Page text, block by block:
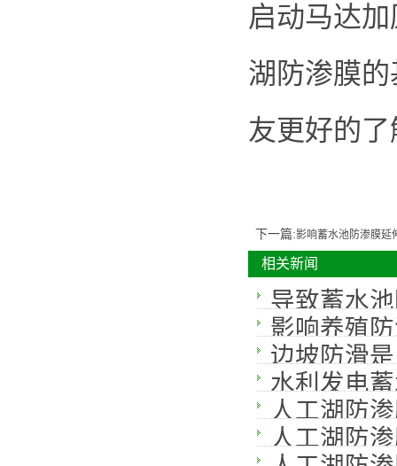
启动马达
湖防渗膜
友更好的
下一篇:影响蓄水池防渗膜延
相关新闻
导致蓄水
影响养殖
边坡防滑
水利发电
人工湖防
人工湖防